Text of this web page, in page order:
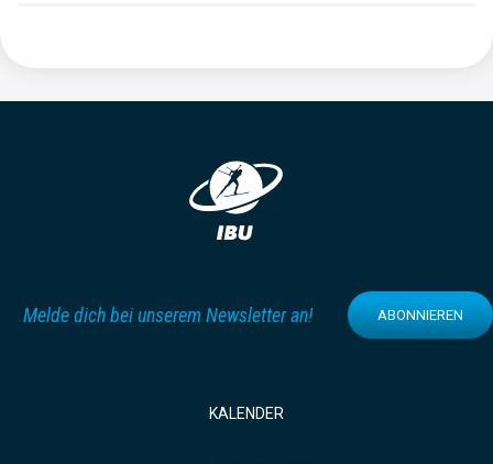
Melde dich bei unserem Newsletter an! ABONNIEREN
KALENDER